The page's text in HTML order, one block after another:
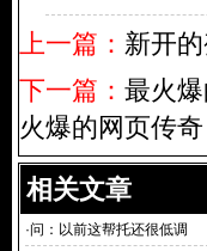
上一篇： 新开
下一篇： 最火
火爆的网页传奇
相关文章
·问：以前这帮托还很低调